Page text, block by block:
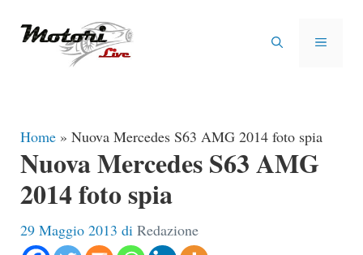
MENU
Home » Nuova Mercedes S63 AMG 2014 foto spia
Nuova Mercedes S63 AMG
2014 foto spia
29 Maggio 2013 di Redazione